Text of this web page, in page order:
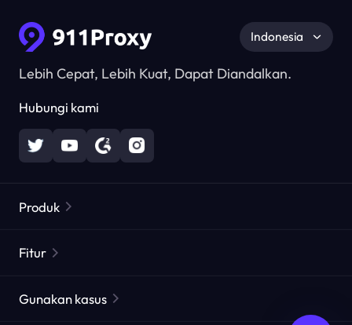
Lebih Cepat, Lebih Kuat, Dapat Diandalkan.
Hubungi kami
Indonesia
Produk
Proxy Perumahan Statis
Fitur
Gunakan kasus